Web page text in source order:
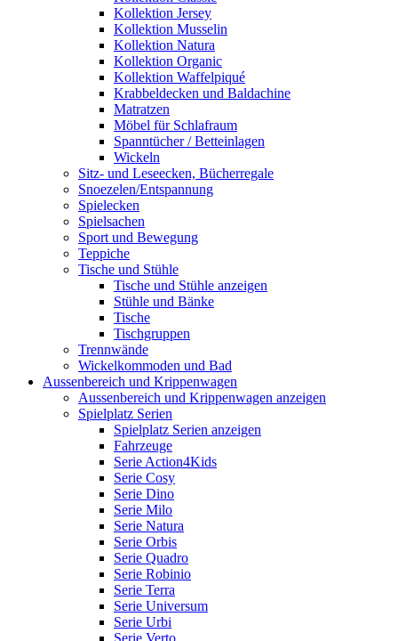
Kollektion Jersey
Kollektion Musselin
Kollektion Natura
Kollektion Organic
Kollektion Waffelpiqué
Krabbeldecken und Baldachine
Matratzen
Möbel für Schlafraum
Spanntücher / Betteinlagen
Wickeln
Sitz- und Leseecken, Bücherregale
Snoezelen/Entspannung
Spielecken
Spielsachen
Sport und Bewegung
Teppiche
Tische und Stühle
Tische und Stühle anzeigen
Stühle und Bänke
Tische
Tischgruppen
Trennwände
Wickelkommoden und Bad
Aussenbereich und Krippenwagen
Aussenbereich und Krippenwagen anzeigen
Spielplatz Serien
Spielplatz Serien anzeigen
Fahrzeuge
Serie Action4Kids
Serie Cosy
Serie Dino
Serie Milo
Serie Natura
Serie Orbis
Serie Quadro
Serie Robinio
Serie Terra
Serie Universum
Serie Urbi
Serie Verto